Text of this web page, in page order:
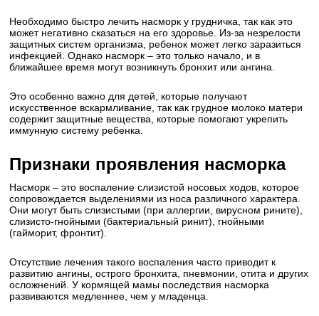
Необходимо быстро лечить насморк у грудничка, так как это
может негативно сказаться на его здоровье. Из-за незрелости
защитных систем организма, ребенок может легко заразиться
инфекцией. Однако насморк – это только начало, и в
ближайшее время могут возникнуть бронхит или ангина.
Это особенно важно для детей, которые получают
искусственное вскармливание, так как грудное молоко матери
содержит защитные вещества, которые помогают укрепить
иммунную систему ребенка.
Признаки проявления насморка
Насморк – это воспаление слизистой носовых ходов, которое
сопровождается выделениями из носа различного характера.
Они могут быть слизистыми (при аллергии, вирусном рините),
слизисто-гнойными (бактериальный ринит), гнойными
(гайморит, фронтит).
Отсутствие лечения такого воспаления часто приводит к
развитию ангины, острого бронхита, пневмонии, отита и других
осложнений. У кормящей мамы последствия насморка
развиваются медленнее, чем у младенца.